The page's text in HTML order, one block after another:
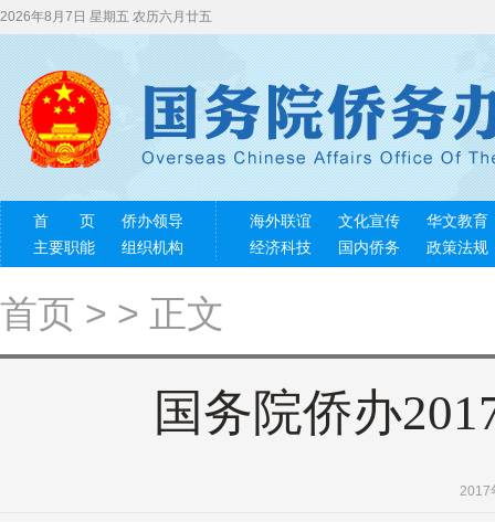
2026年8月7日 星期五 农历六月廿五
首 页
侨办领导
主要职能
组织机构
海外联谊 文化宣传
华文教育
经济科技
国内侨务 政策法规
首页 > > 正文
国务院侨办
2017